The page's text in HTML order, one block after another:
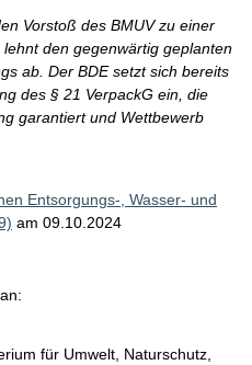
Vorstoß des BMUV zu einer
den gegenwärtig geplanten
ab. Der BDE setzt sich bereits
des § 21 VerpackG ein, die
garantiert und Wettbewerb
Entsorgungs-, Wasser- und
am 09.10.2024
für Umwelt, Naturschutz,